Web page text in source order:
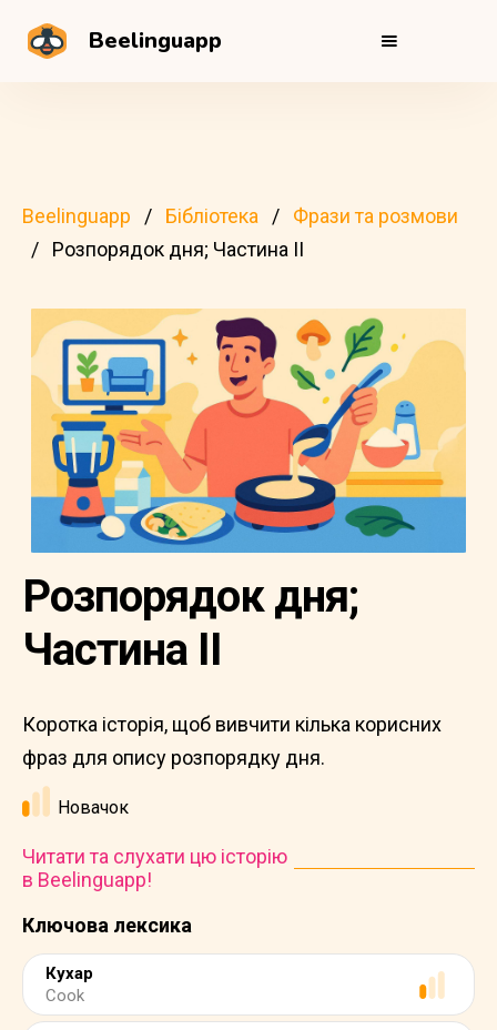
Beelinguapp
Beelinguapp Бібліотека
Фрази та розмови
Розпорядок дня; Частина II
Ключова лексика
Кухар
Cook
Розпорядок дня;
Частина II
Коротка історія, щоб вивчити кілька корисних
фраз для опису розпорядку дня.
Новачок
Читати та слухати цю історію
в Beelinguapp!